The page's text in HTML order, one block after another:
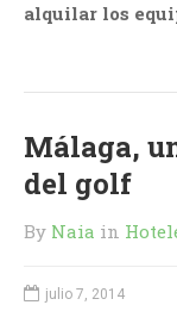
alquilar los
Málaga,
del golf
By Naia in
julio 7, 2014